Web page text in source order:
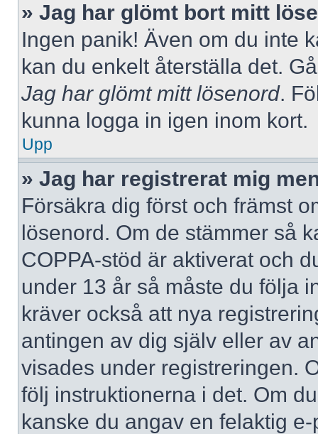
» Jag har glömt bort mitt
Ingen panik! Även om du inte
kan du enkelt återställa det.
Jag har glömt mitt lösenord.
kunna logga in igen inom kort.
Upp
» Jag har registrerat mig
Försäkra dig först och främst
lösenord. Om de stämmer så
COPPA-stöd är aktiverat och
under 13 år så måste du följa
kräver också att nya
antingen av dig själv eller av
visades under registreringen.
följ instruktionerna i det. Om
kanske du angav en felaktig